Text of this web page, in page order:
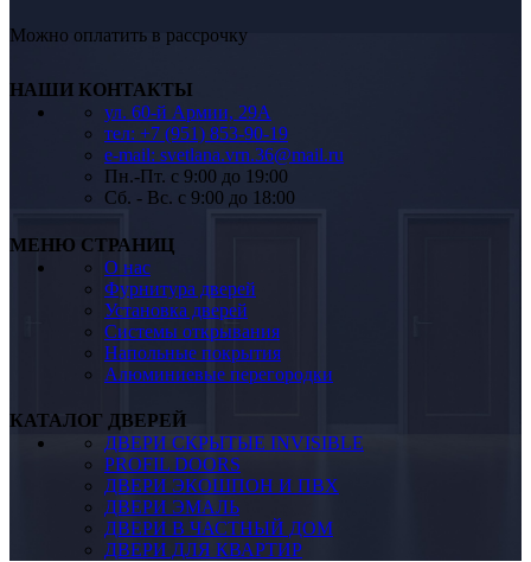
Можно оплатить в рассрочку
НАШИ КОНТАКТЫ
ул. 60-й Армии, 29А
тел: +7 (951) 853-90-19
e-mail: svetlana.vrn.36@mail.ru
Пн.-Пт. c 9:00 до 19:00
Сб. - Вс. c 9:00 до 18:00
МЕНЮ СТРАНИЦ
О нас
Фурнитура дверей
Установка дверей
Системы открывания
Напольные покрытия
Алюминиевые перегородки
КАТАЛОГ ДВЕРЕЙ
ДВЕРИ СКРЫТЫЕ INVISIBLE
PROFIL DOORS
ДВЕРИ ЭКОШПОН И ПВХ
ДВЕРИ ЭМАЛЬ
ДВЕРИ В ЧАСТНЫЙ ДОМ
ДВЕРИ ДЛЯ КВАРТИР